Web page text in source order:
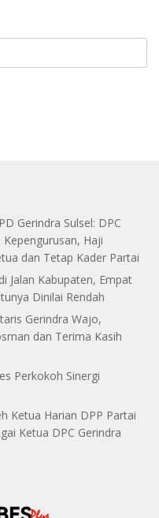
Gerindra Sulsel: DPC
Haji
dan Tetap Kader Partai
Jalan Kabupaten, Empat
Dinilai Rendah
Gerindra Wajo,
dan Terima Kasih
Perkokoh Sinergi
Ketua Harian DPP Partai
Ketua DPC Gerindra